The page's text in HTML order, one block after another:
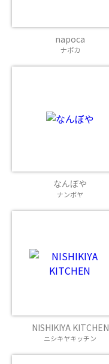
napoca
ナポカ
なんぼや
ナンボヤ
NISHIKIYA KITCHEN
ニシキヤキッチン